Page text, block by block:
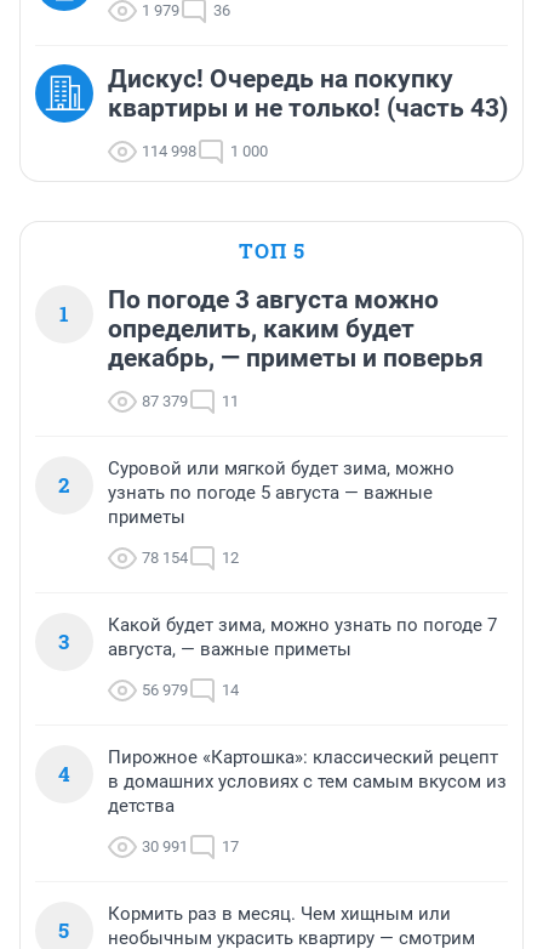
1 979 36
Дискус! Очередь на покупку
квартиры и не только! (часть 43)
114 998 1 000
ТОП 5
1
По погоде 3 августа можно
определить, каким будет
декабрь, — приметы и поверья
87 379 11
2
Суровой или мягкой будет зима, можно
узнать по погоде 5 августа — важные
приметы
78 154 12
3
Какой будет зима, можно узнать по погоде 7
августа, — важные приметы
56 979 14
4
Пирожное «Картошка»: классический рецепт
в домашних условиях с тем самым вкусом из
детства
30 991 17
5
Кормить раз в месяц. Чем хищным или
необычным украсить квартиру — смотрим